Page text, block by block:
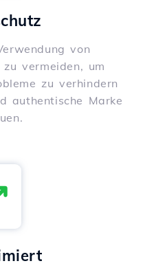
von
vermeiden, um
zu verhindern
authentische Marke